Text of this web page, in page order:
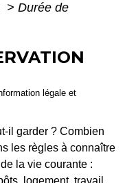
> Durée de
légale et
il garder ? Combien
les règles à connaître
la vie courante :